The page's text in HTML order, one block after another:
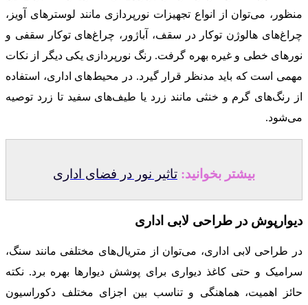
منظور، می‌توان از انواع تجهیزات نورپردازی مانند لوسترهای آویز،
چراغ‌های هالوژن توکار در سقف، آباژور، چراغ‌های توکار سقفی و
نورهای خطی و غیره بهره گرفت. رنگ نورپردازی یکی دیگر از نکات
مهمی است که باید مدنظر قرار گیرد. در محیط‌های اداری، استفاده
از رنگ‌های گرم و خنثی مانند زرد یا طیف‌های سفید تا زرد توصیه
می‌شود.
بیشتر بخوانید: تاثیر نور در فضای اداری
دیوارپوش در طراحی لابی اداری
در طراحی لابی اداری، می‌توان از متریال‌های مختلفی مانند سنگ،
سرامیک و حتی کاغذ دیواری برای پوشش دیوارها بهره برد. نکته
حائز اهمیت، هماهنگی و تناسب بین اجزای مختلف دکوراسیون